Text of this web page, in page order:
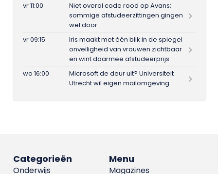
vr 11:00
Niet overal code rood op Avans:
sommige afstudeerzittingen gingen
wel door
vr 09:15
Iris maakt met één blik in de spiegel
onveiligheid van vrouwen zichtbaar
en wint daarmee afstudeerprijs
wo 16:00
Microsoft de deur uit? Universiteit
Utrecht wil eigen mailomgeving
Menu
Magazines
Categorieën
Onderwijs